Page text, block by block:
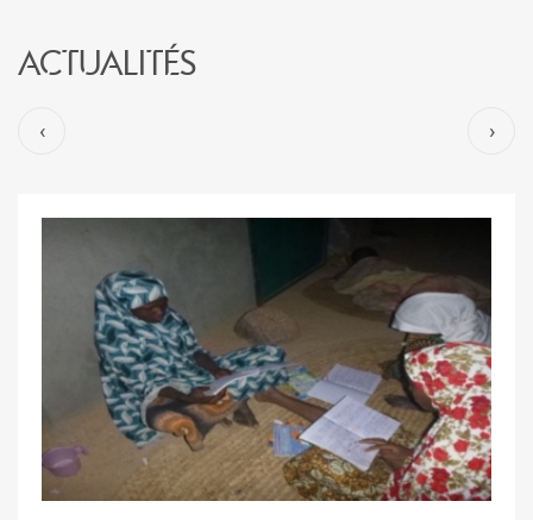
Actualités
‹ ›